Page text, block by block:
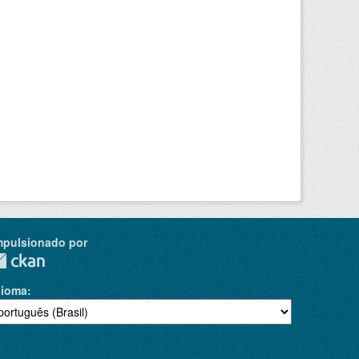
por